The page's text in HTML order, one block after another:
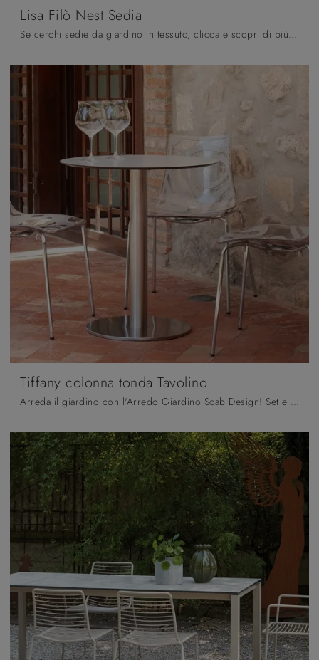
Lisa Filò Nest Sedia
Se cerchi sedie da giardino in tessuto, clicca e scopri di più sul modello Lisa Filò Nest Sedia dell'azienda Scab Design.
Tiffany colonna tonda Tavolino
Arreda il giardino con l'Arredo Giardino Scab Design! Set e tavolini da giardino in HPL, come il modello Tiffany colonna tonda Tavolino, ti ...